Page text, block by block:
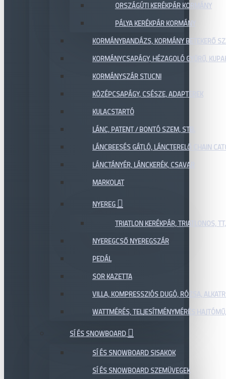
ORSZÁGÚTI KERÉKPÁR KORMÁNY
PÁLYA KERÉKPÁR KORMÁNY
KORMÁNYBANDÁZS, KORMÁNY BETEKERŐ
KORMÁNYCSAPÁGY, HÉZAGOLÓ GYŰRŰ,
KORMÁNYSZÁR STUCNI
KÖZÉPCSAPÁGY, CSÉSZE, ADAPTEREK
KULACSTARTÓ
LÁNC, PATENT / BONTÓ SZEM, STB.
LÁNCBEESÉS GÁTLÓ, LÁNCTERELŐ CHAIN
LÁNCTÁNYÉR, LÁNCKERÉK, CSAVAR
MARKOLAT
NYEREG
TRIATLON KERÉKPÁR, TRIATLONOS,
NYEREGCSŐ NYEREGSZÁR
PEDÁL
SOR KAZETTA
VILLA, KOMPRESSZIÓS DUGÓ, RÓZSA,
WATTMÉRÉS, TELJESÍTMÉNYMÉRÉS
SÍ ÉS SNOWBOARD
SÍ ÉS SNOWBOARD SISAKOK
SÍ ÉS SNOWBOARD SZEMÜVEGEK